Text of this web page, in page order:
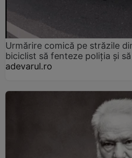
Urmărire comică pe străzile
biciclist să fenteze poliția și
adevarul.ro